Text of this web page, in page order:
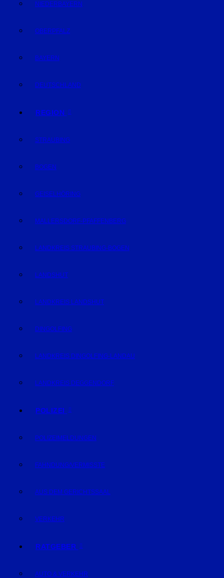
NIEDERBAYERN
OBERPFALZ
BAYERN
DEUTSCHLAND
REGION
STRAUBING
BOGEN
GEISELHÖRING
MALLERSDORF-PFAFFENBERG
LANDKREIS STRAUBING-BOGEN
LANDSHUT
LANDKREIS LANDSHUT
DINGOLFING
LANDKREIS DINGOLFING-LANDAU
LANDKREIS DEGGENDORF
POLIZEI
POLIZEIMELDUNGEN
FAHNDUNG/VERMISSTE
AUS DEM GERICHTSSAAL
VERKEHR
RATGEBER
AUTO & VERKEHR